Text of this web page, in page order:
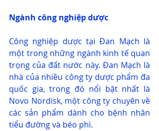
Ngành công nghiệp dược
Công nghiệp dược tại Đan Mạch là
một trong những ngành kinh tế quan
trọng của đất nước này. Đan Mạch là
nhà của nhiều công ty dược phẩm đa
quốc gia, trong đó nổi bật nhất là
Novo Nordisk, một công ty chuyên về
các sản phẩm dành cho bệnh nhân
tiểu đường và béo phì.